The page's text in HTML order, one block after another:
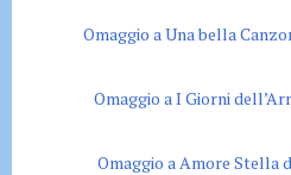
Omaggio a Una bella
Omaggio a I Giorni
Omaggio a Amore Stella